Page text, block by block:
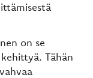
on se
Tähän